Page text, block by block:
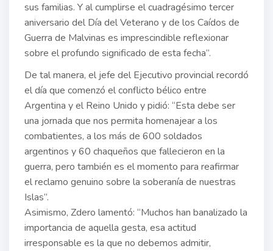
sus familias. Y al cumplirse el cuadragésimo tercer
aniversario del Día del Veterano y de los Caídos de
Guerra de Malvinas es imprescindible reflexionar
sobre el profundo significado de esta fecha”.
De tal manera, el jefe del Ejecutivo provincial recordó
el día que comenzó el conflicto bélico entre
Argentina y el Reino Unido y pidió: “Esta debe ser
una jornada que nos permita homenajear a los
combatientes, a los más de 600 soldados
argentinos y 60 chaqueños que fallecieron en la
guerra, pero también es el momento para reafirmar
el reclamo genuino sobre la soberanía de nuestras
Islas”.
Asimismo, Zdero lamentó: “Muchos han banalizado la
importancia de aquella gesta, esa actitud
irresponsable es la que no debemos admitir,